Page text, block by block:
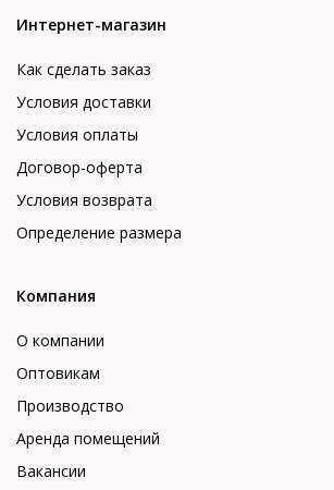
Интернет-магазин
Как сделать заказ
Условия доставки
Условия оплаты
Договор-оферта
Условия возврата
Определение размера
Компания
О компании
Оптовикам
Производство
Аренда помещений
Вакансии